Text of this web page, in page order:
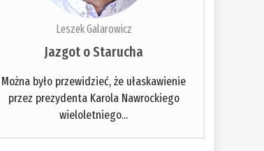
Leszek Galarowicz
Jazgot o Starucha
Można było przewidzieć, że ułaskawienie
przez prezydenta Karola Nawrockiego
wieloletniego...